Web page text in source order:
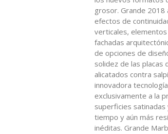
grosor. Grande
efectos de
verticales,
fachadas
de opciones de
solidez de las placas
alicatados contra
innovadora
exclusivamente a la
superficies
tiempo y aún más
inéditas. Grande